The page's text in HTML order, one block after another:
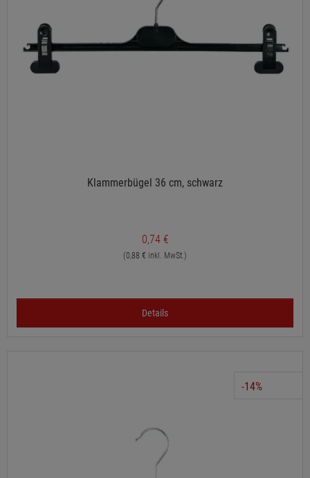
Klammerbügel 36 cm, schwarz
0,74 €
(0,88 € inkl. MwSt.)
Details
-14%